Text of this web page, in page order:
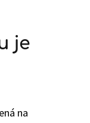
je
na